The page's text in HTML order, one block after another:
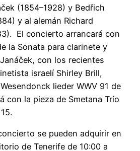
(1854–1928) y Bedřich
y al alemán Richard
El concierto arrancará con
la Sonata para clarinete y
con los recientes
israelí Shirley Brill,
lieder WWV 91 de
con la pieza de Smetana Trío
se pueden adquirir en
de Tenerife de 10:00 a